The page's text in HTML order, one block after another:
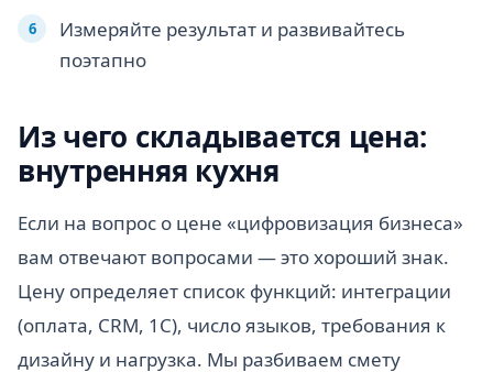
Измеряйте результат и развивайтесь
поэтапно
Из чего складывается цена:
внутренняя кухня
Если на вопрос о цене «цифровизация бизнеса»
вам отвечают вопросами — это хороший знак.
Цену определяет список функций: интеграции
(оплата, CRM, 1С), число языков, требования к
дизайну и нагрузка. Мы разбиваем смету